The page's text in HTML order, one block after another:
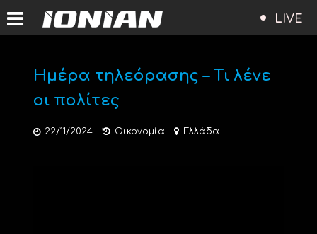
LIVE
Ημέρα τηλεόρασης – Τι λένε
οι πολίτες
22/11/2024 Οικονομία Ελλάδα